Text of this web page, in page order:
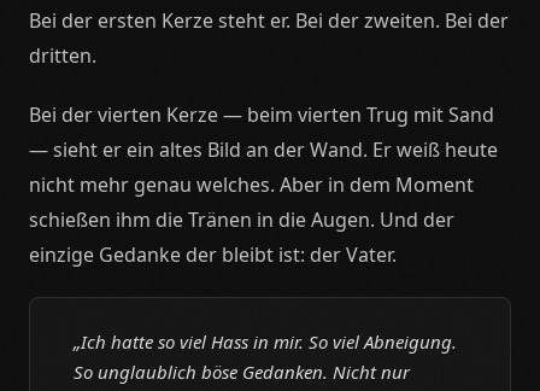
Bei der ersten Kerze steht er. Bei der zweiten. Bei der
dritten.
Bei der vierten Kerze — beim vierten Trug mit Sand
— sieht er ein altes Bild an der Wand. Er weiß heute
nicht mehr genau welches. Aber in dem Moment
schießen ihm die Tränen in die Augen. Und der
einzige Gedanke der bleibt ist: der Vater.
„Ich hatte so viel Hass in mir. So viel Abneigung.
So unglaublich böse Gedanken. Nicht nur